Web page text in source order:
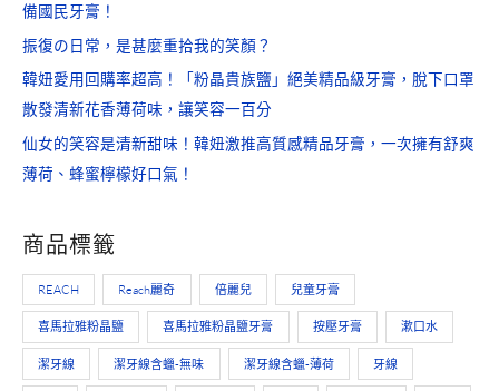
備國民牙膏！
振復の日常，是甚麼重拾我的笑顏？
韓妞愛用回購率超高！「粉晶貴族鹽」絕美精品級牙膏，脫下口罩
散發清新花香薄荷味，讓笑容一百分
仙女的笑容是清新甜味！韓妞激推高質感精品牙膏，一次擁有舒爽
薄荷、蜂蜜檸檬好口氣！
商品標籤
REACH Reach麗奇 倍麗兒 兒童牙膏
喜馬拉雅粉晶鹽 喜馬拉雅粉晶鹽牙膏 按壓牙膏 漱口水
潔牙線 潔牙線含蠟-無味 潔牙線含蠟-薄荷 牙線